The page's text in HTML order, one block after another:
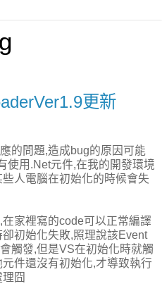
更新
的問題,造成bug的原因可能
使用.Net元件,在我的開發環境
人電腦在初始化的時候會失
家裡寫的code可以正常編譯
初始化失敗,照理說該Event
觸發,但是VS在初始化時就觸
件還沒有初始化,才導致執行
囧